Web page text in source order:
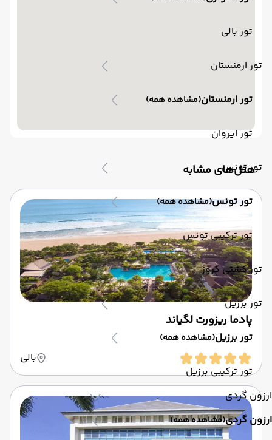
تور بالی
تور ارمنستان
تور ارمنستان(مشاهده همه)
تور ایروان
تور تونس
تور تونس(مشاهده همه)
تور ترکیبی تونس
تور کشتی کروز
تور برزیل
تور برزیل(مشاهده همه)
تور ترکیبی برزیل
ارزون گردی
ارزون گردی(مشاهده همه)
‌هتل‌های مشابه
پادما ریزورت لگیاند
بالی